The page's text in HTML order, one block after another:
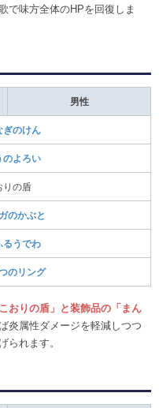
で味方全体のHPを回復しま
男性
ぎのけん
のよろい
りの盾
のかぶと
るうでわ
のリング
こおりの盾」と装飾品の「まん
炎属性ダメージを軽減しつつ
られます。